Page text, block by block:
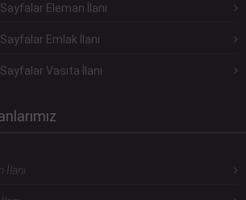
Eleman İlanı
Emlak İlanı
Vasıta İlanı
İlanı